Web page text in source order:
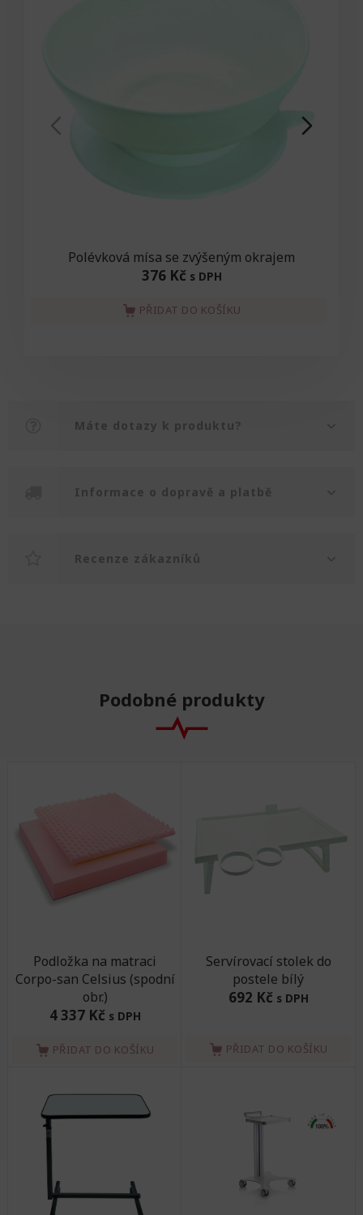
Polévková mísa se zvýšeným okrajem
376 Kč s DPH
PŘIDAT DO KOŠÍKU
Máte dotazy k produktu?
Informace o dopravě a platbě
Recenze zákazníků
Podobné produkty
Podložka na matraci
Corpo-san Celsius (spodní
obr.)
4 337 Kč s DPH
PŘIDAT DO KOŠÍKU
Servírovací stolek do
postele bílý
692 Kč s DPH
PŘIDAT DO KOŠÍKU